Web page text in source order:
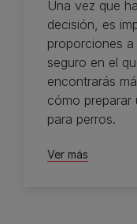
Una vez que
decisión, es
proporciones
seguro en el
encontrarás
cómo preparar
para perros.
Ver más